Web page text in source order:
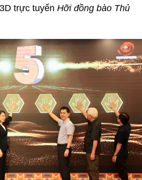
trực tuyến Hỡi đồng bào Thủ